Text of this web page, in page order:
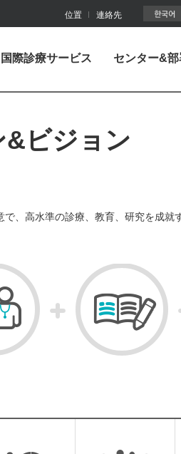
位置 連絡先
国際診療サービス センター&部
&ビジョン
、高水準の診療、教育、研究を成就